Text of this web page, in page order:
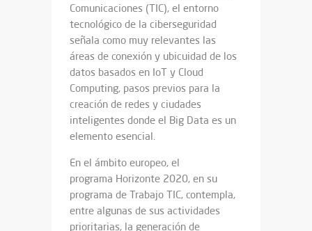
Comunicaciones (TIC), el entorno
tecnológico de la ciberseguridad
señala como muy relevantes las
áreas de conexión y ubicuidad de los
datos basados en IoT y Cloud
Computing, pasos previos para la
creación de redes y ciudades
inteligentes donde el Big Data es un
elemento esencial.
En el ámbito europeo, el
programa Horizonte 2020, en su
programa de Trabajo TIC, contempla,
entre algunas de sus actividades
prioritarias, la generación de